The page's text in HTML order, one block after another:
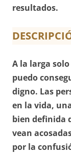
resultados.
A la larga
puedo
digno. Las
en la vida,
bien definida
vean
por la